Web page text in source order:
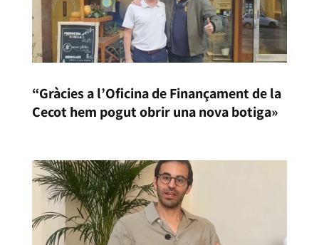
“Gràcies a l’Oficina de Finançament de la
Cecot hem pogut obrir una nova botiga»